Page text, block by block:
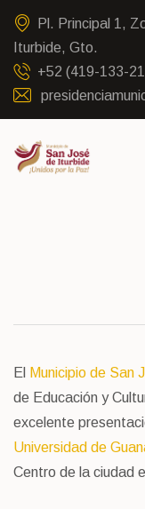
Pl. Principal 1,
Iturbide, Gto.
+52 (419-133-
El Municipio de San
de Educación y
excelente
Universidad de
Centro de la ciudad